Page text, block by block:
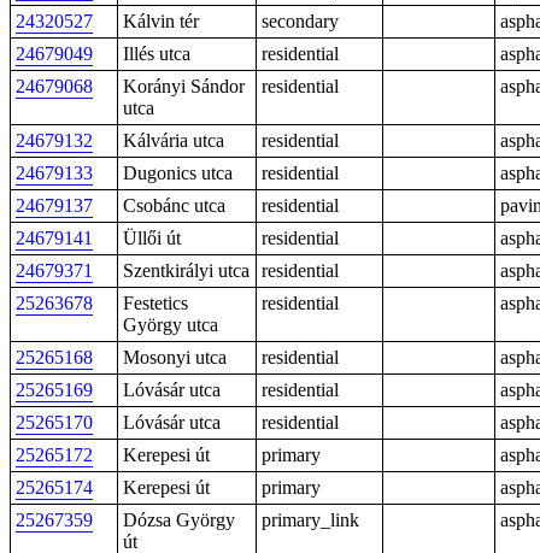
24320527
Kálvin tér secondary
24679049
Illés utca residential
24679068
Korányi Sándor
utca
residential
24679132 Kálvária utca residential
24679133
Dugonics utca residential
24679137
Csobánc utca residential
24679141
Üllői út residential
24679371
Szentkirályi utca residential
25263678
Festetics
György utca
residential
25265168 Mosonyi utca residential
25265169
Lóvásár utca residential
25265170
Lóvásár utca residential
25265172
Kerepesi út primary
25265174
Kerepesi út primary
25267359
Dózsa György
út
primary_link